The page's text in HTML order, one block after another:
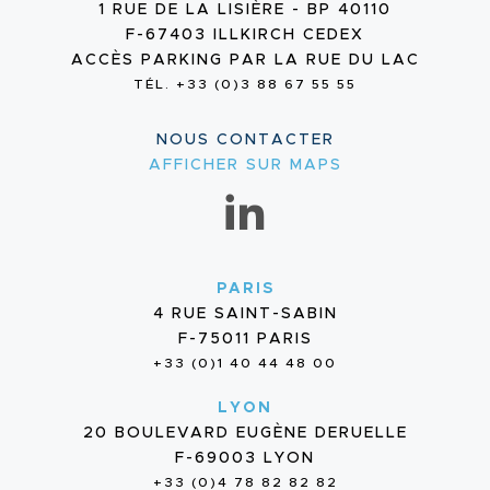
1 RUE DE LA LISIÈRE - BP 40110
F-67403 ILLKIRCH CEDEX
ACCÈS PARKING PAR LA RUE DU LAC
TÉL. +33 (0)3 88 67 55 55
NOUS CONTACTER
AFFICHER SUR MAPS
PARIS
4 RUE SAINT-SABIN
F-75011 PARIS
+33 (0)1 40 44 48 00
LYON
20 BOULEVARD EUGÈNE DERUELLE
F-69003 LYON
+33 (0)4 78 82 82 82